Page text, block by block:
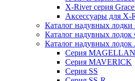
X-River серия
Аксессуары для X-
Каталог надувных лодки
Каталог надувных
Каталог надувных лодок
Серия MAGELLAN
Серия MAVERICK
Серия SS